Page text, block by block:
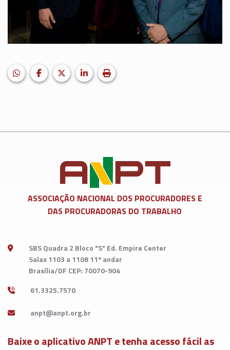
Facebook LinkedIn
X (formerly Twitter)
HELIX_ULTIMATE_SHARE_WHATSAPP
Imprimir matéria
ASSOCIAÇÃO NACIONAL DOS PROCURADORES E
DAS PROCURADORAS DO TRABALHO
SBS Quadra 2 Bloco "S" Ed. Empire Center
Salas 1103 a 1108 11º andar
Brasília/DF CEP: 70070-904
61.3325.7570
Baixe o aplicativo ANPT e tenha acesso fácil as